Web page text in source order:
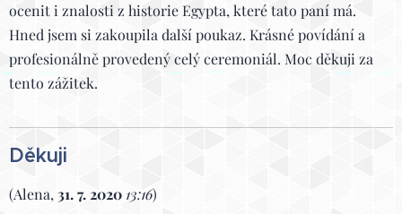
ocenit i znalosti z historie Egypta, které tato paní má.
Hned jsem si zakoupila další poukaz. Krásné povídání a
profesionálně provedený celý ceremoniál. Moc děkuji za
tento zážitek.
Děkuji
(Alena,31. 7. 2020 13:16)